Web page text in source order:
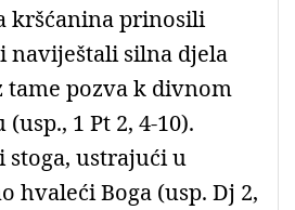
kršćanina prinosili
naviještali silna djela
tame pozva k divnom
1 Pt 2, 4-10).
stoga, ustrajući u
hvaleći Boga (usp. Dj 2,